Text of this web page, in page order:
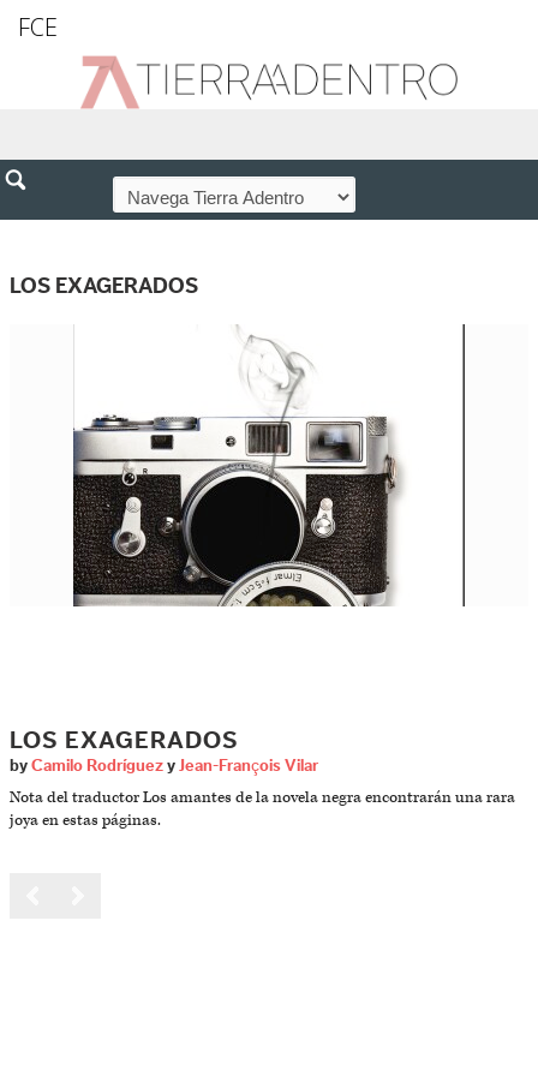
FCE
LOS EXAGERADOS
LOS EXAGERADOS
by Camilo Rodríguez y Jean-François Vilar
Nota del traductor Los amantes de la novela negra encontrarán una rara
joya en estas páginas.